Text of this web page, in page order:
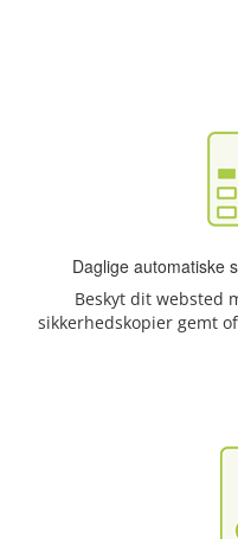
Daglige automatiske
Beskyt dit websted
sikkerhedskopier gemt